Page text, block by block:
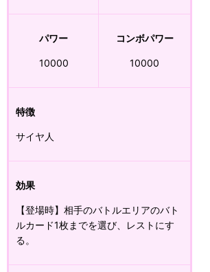
パワー
10000
コンボパワー
10000
特徴
サイヤ人
効果
【登場時】相手のバトルエリアのバト
ルカード1枚までを選び、レストにす
る。